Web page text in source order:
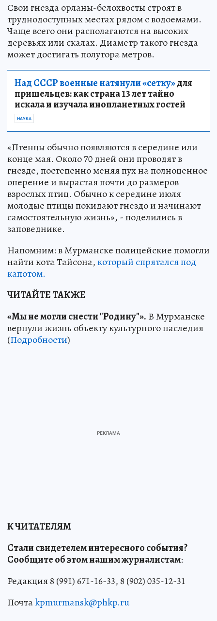
Свои гнезда орланы-белохвосты строят в
труднодоступных местах рядом с водоемами.
Чаще всего они располагаются на высоких
деревьях или скалах. Диаметр такого гнезда
может достигать полутора метров.
Над СССР военные натянули «сетку»для
пришельцев: как страна 13 лет тайно
искала и изучала инопланетных гостей
НАУКА
«Птенцы обычно появляются в середине или
конце мая. Около 70 дней они проводят в
гнезде, постепенно меняя пух на полноценное
оперение и вырастая почти до размеров
взрослых птиц. Обычно к середине июля
молодые птицы покидают гнездо и начинают
самостоятельную жизнь», - поделились в
заповеднике.
Напомним: в Мурманске полицейские помогли
найти кота Тайсона,который спрятался под
капотом.
ЧИТАЙТЕ ТАКЖЕ
«Мы не могли снести "Родину"». В Мурманске
вернули жизнь объекту культурного наследия
(Подробности)
К ЧИТАТЕЛЯМ
Стали свидетелем интересного события?
Сообщите об этом нашим журналистам:
Редакция 8 (991) 671-16-33, 8 (902) 035-12-31
Почтаkpmurmansk@phkp.ru